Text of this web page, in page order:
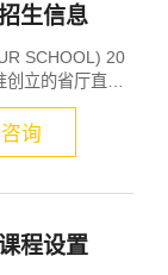
生信息
SCHOOL) 20
立的省厅直属
询
程设置